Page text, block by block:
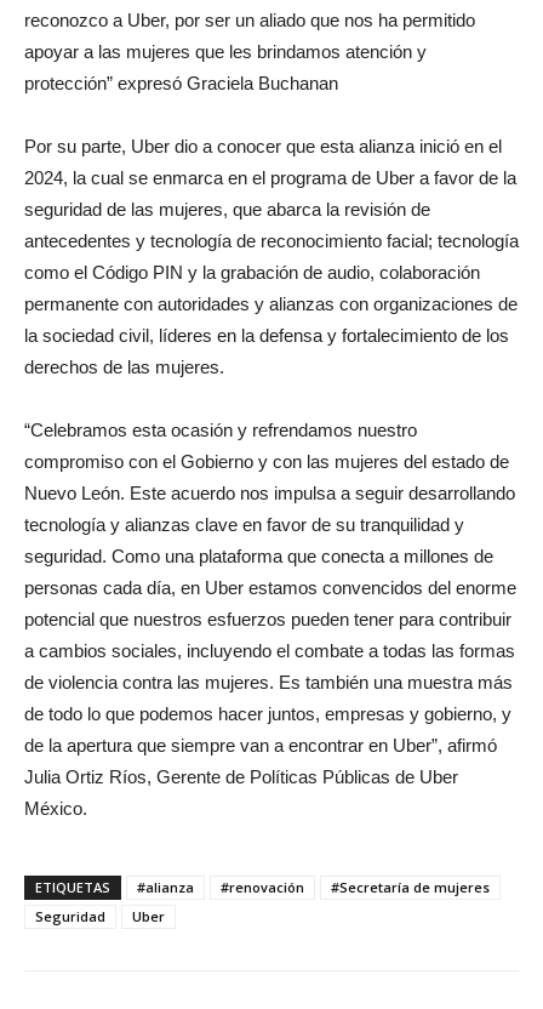
reconozco a Uber, por ser un aliado que nos ha permitido
apoyar a las mujeres que les brindamos atención y
protección” expresó Graciela Buchanan
Por su parte, Uber dio a conocer que esta alianza inició en el
2024, la cual se enmarca en el programa de Uber a favor de la
seguridad de las mujeres, que abarca la revisión de
antecedentes y tecnología de reconocimiento facial; tecnología
como el Código PIN y la grabación de audio, colaboración
permanente con autoridades y alianzas con organizaciones de
la sociedad civil, líderes en la defensa y fortalecimiento de los
derechos de las mujeres.
“Celebramos esta ocasión y refrendamos nuestro
compromiso con el Gobierno y con las mujeres del estado de
Nuevo León. Este acuerdo nos impulsa a seguir desarrollando
tecnología y alianzas clave en favor de su tranquilidad y
seguridad. Como una plataforma que conecta a millones de
personas cada día, en Uber estamos convencidos del enorme
potencial que nuestros esfuerzos pueden tener para contribuir
a cambios sociales, incluyendo el combate a todas las formas
de violencia contra las mujeres. Es también una muestra más
de todo lo que podemos hacer juntos, empresas y gobierno, y
de la apertura que siempre van a encontrar en Uber”, afirmó
Julia Ortiz Ríos, Gerente de Políticas Públicas de Uber
México.
ETIQUETAS #alianza #renovación
#Secretaría de mujeres
Seguridad
Uber